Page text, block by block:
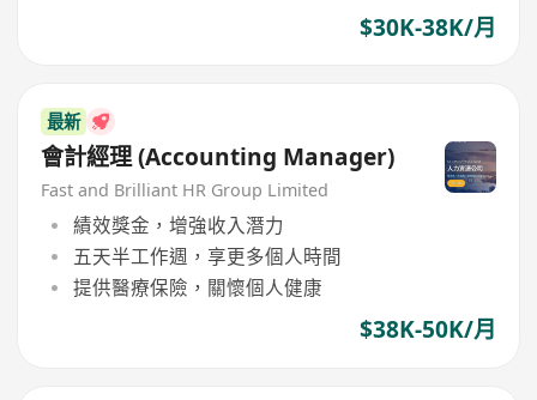
$30K-38K/月
最新
會計經理 (Accounting Manager)
Fast and Brilliant HR Group Limited
績效獎金，增強收入潛力
五天半工作週，享更多個人時間
提供醫療保險，關懷個人健康
$38K-50K/月